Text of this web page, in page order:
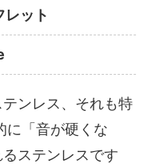
ット
ンレス、それも特
に「音が硬くな
ステンレスです